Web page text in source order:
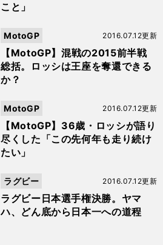
こと」
【MotoGP】混戦の2015前半戦
総括。ロッシは王座を奪還できる
か？
2016.07.12更新
MotoGP
【MotoGP】36歳・ロッシが語り
尽くした「この先何年も走り続け
たい」
2016.07.12更新
MotoGP
ラグビー日本選手権決勝。ヤマ
ハ、どん底から日本一への道程
2016.07.12更新
ラグビー